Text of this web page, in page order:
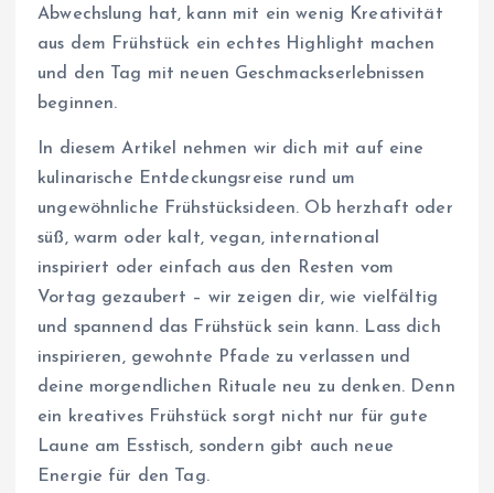
Abwechslung hat, kann mit ein wenig Kreativität
aus dem Frühstück ein echtes Highlight machen
und den Tag mit neuen Geschmackserlebnissen
beginnen.
In diesem Artikel nehmen wir dich mit auf eine
kulinarische Entdeckungsreise rund um
ungewöhnliche Frühstücksideen. Ob herzhaft oder
süß, warm oder kalt, vegan, international
inspiriert oder einfach aus den Resten vom
Vortag gezaubert – wir zeigen dir, wie vielfältig
und spannend das Frühstück sein kann. Lass dich
inspirieren, gewohnte Pfade zu verlassen und
deine morgendlichen Rituale neu zu denken. Denn
ein kreatives Frühstück sorgt nicht nur für gute
Laune am Esstisch, sondern gibt auch neue
Energie für den Tag.